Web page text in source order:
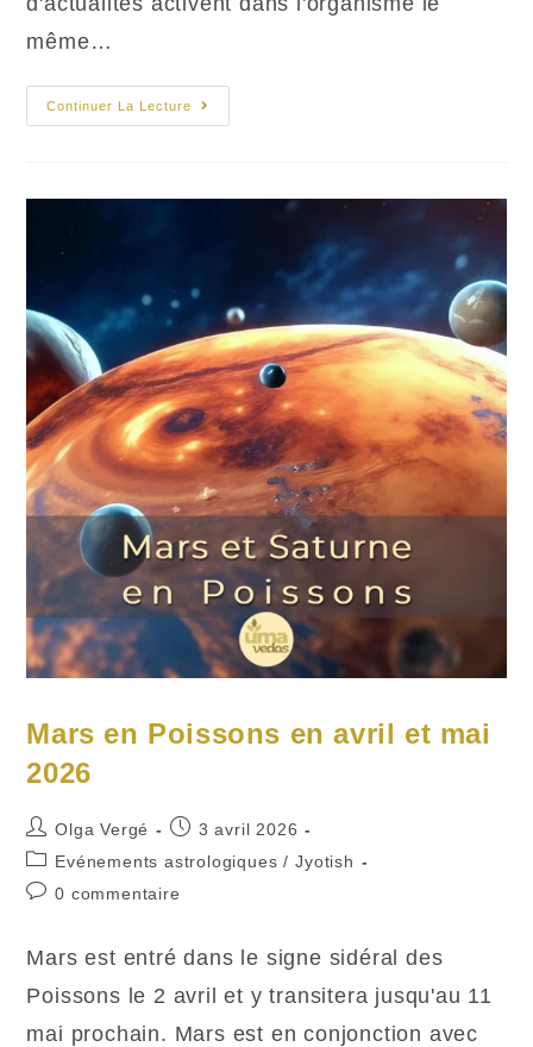
même…
Continuer La Lecture
Stress
Numérique
Mars en Poissons en avril et mai
2026
Auteur/autrice
de
publication :
Olga Vergé
Publication
publiée :
3 avril 2026
Post
category:
Evénements astrologiques / Jyotish
Commentaires
publication :
0 commentaire
Mars est entré dans le signe sidéral des
Poissons le 2 avril et y transitera jusqu'au 11
mai prochain. Mars est en conjonction avec